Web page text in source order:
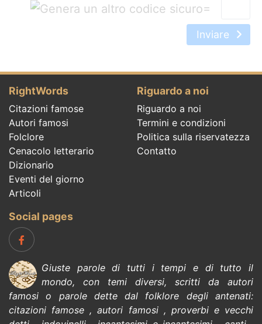
=
Inviare
RightWords
Citazioni famose
Autori famosi
Folclore
Cenacolo letterario
Dizionario
Eventi del giorno
Articoli
Riguardo a noi
Riguardo a noi
Termini e condizioni
Politica sulla riservatezza
Contatto
Social pages
Giuste parole di tutti i tempi e di tutto il
mondo, con temi diversi, scritti da autori
famosi o parole dette dal folklore degli antenati:
citazioni famose ,autori famosi, proverbi e vecchi